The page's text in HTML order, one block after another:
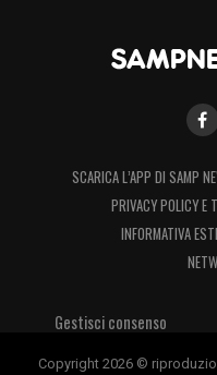
SCARICA L’APP DI SAMP
PRIVACY POLICY E
INFORMATIVA
Gestisci consenso
Copyright 2026 ©